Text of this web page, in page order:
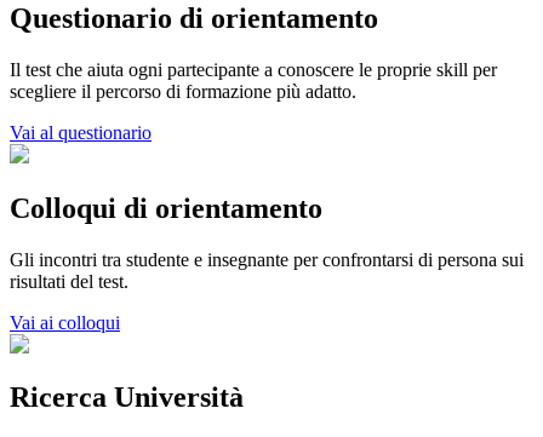
Questionario di orientamento
Il test che aiuta ogni partecipante a conoscere le proprie skill per
scegliere il percorso di formazione più adatto.
Vai al questionario
Colloqui di orientamento
Gli incontri tra studente e insegnante per confrontarsi di persona sui
risultati del test.
Vai ai colloqui
Ricerca Università